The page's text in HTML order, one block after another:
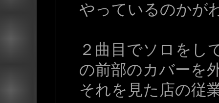
やっているのかが
２曲目でソロをし
の前部のカバーを
それを見た店の従